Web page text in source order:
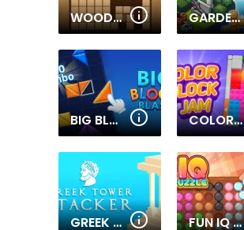
WOODOKU GARDEN BLOCK PUZZLE
BIG BLOCK BLAST COLOR BLOCK JAM
GREEK TOWER STACKER FUN IQ PUZZLE